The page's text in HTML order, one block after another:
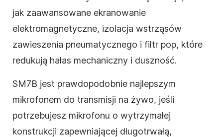
jak zaawansowane ekranowanie
elektromagnetyczne, izolacja wstrząsów
zawieszenia pneumatycznego i filtr pop, które
redukują hałas mechaniczny i duszność.
SM7B jest prawdopodobnie najlepszym
mikrofonem do transmisji na żywo, jeśli
potrzebujesz mikrofonu o wytrzymałej
konstrukcji zapewniającej długotrwałą,